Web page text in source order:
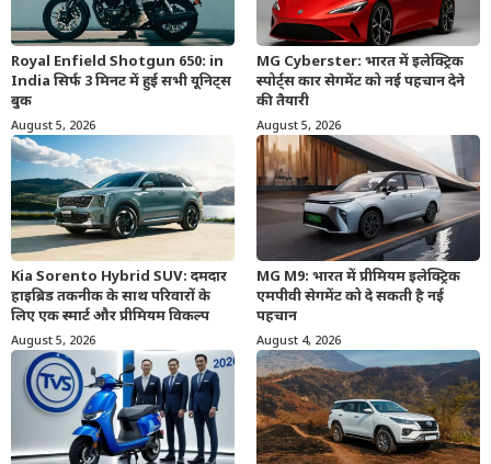
Royal Enfield Shotgun 650: in
India सिर्फ 3 मिनट में हुई सभी यूनिट्स
बुक
August 5, 2026
MG Cyberster: भारत में इलेक्ट्रिक
स्पोर्ट्स कार सेगमेंट को नई पहचान देने
की तैयारी
August 5, 2026
Kia Sorento Hybrid SUV: दमदार
हाइब्रिड तकनीक के साथ परिवारों के
लिए एक स्मार्ट और प्रीमियम विकल्प
August 5, 2026
MG M9: भारत में प्रीमियम इलेक्ट्रिक
एमपीवी सेगमेंट को दे सकती है नई
पहचान
August 4, 2026